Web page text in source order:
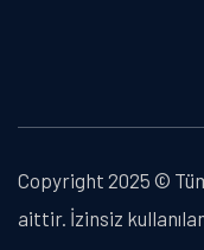
Copyright 2025 ©
aittir. İzinsiz